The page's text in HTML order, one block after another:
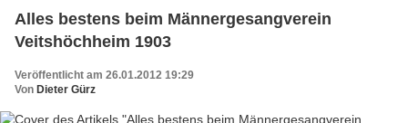
Alles bestens beim Männergesangverein
Veitshöchheim 1903
Veröffentlicht am 26.01.2012 19:29
Von Dieter Gürz